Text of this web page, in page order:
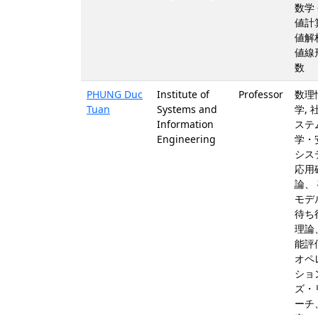
数学
値計
値解
値線
数
PHUNG Duc
Tuan
Institute of
Systems and
Information
Engineering
Professor
数理
学,
ステ
学・
シス
応用
論、
モデ
待ち
理論
能評
オペ
ショ
ズ・
ーチ